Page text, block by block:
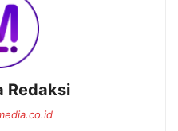
Redaksi